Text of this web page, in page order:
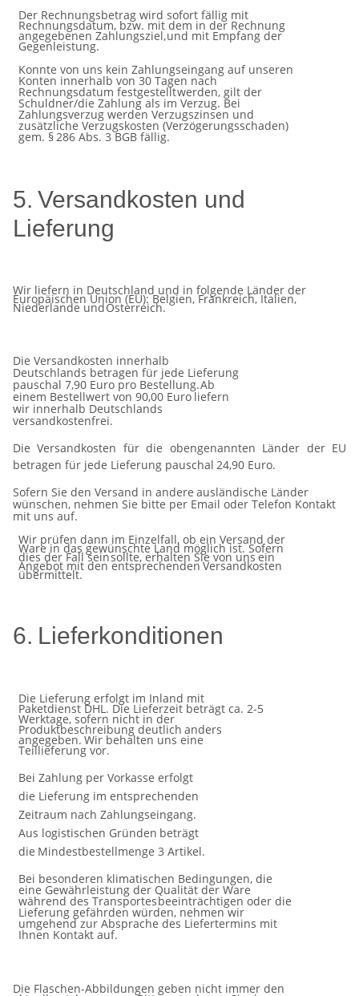
Der Rechnungsbetrag wird sofort fällig mit
Rechnungsdatum, bzw. mit dem in der Rechnung
angegebenen Zahlungsziel,und mit Empfang der
Gegenleistung.
Konnte von uns kein Zahlungseingang auf unseren
Konten innerhalb von 30 Tagen nach
Rechnungsdatum festgestelltwerden, gilt der
Schuldner/die Zahlung als im Verzug. Bei
Zahlungsverzug werden Verzugszinsen und
zusätzliche Verzugskosten (Verzögerungsschaden)
gem. §286 Abs. 3 BGB fällig.
5. Versandkosten und
Lieferung
Wir liefern in Deutschland und in folgende Länder der
Europäischen Union (EU): Belgien, Frankreich, Italien,
Niederlande undÖsterreich.
Die Versandkosten innerhalb
Deutschlands betragen für jede Lieferung
pauschal 7,90 Euro pro Bestellung.Ab
einem Bestellwert von 90,00 Euro liefern
wir innerhalb Deutschlands
versandkostenfrei.
Die Versandkosten für die obengenannten Länder der EU
betragen für jede Lieferung pauschal 24,90 Euro.
Sofern Sie den Versand in andere ausländische Länder
wünschen, nehmen Sie bitte per Email oder Telefon Kontakt
mit uns auf.
Wir prüfen dann im Einzelfall, ob ein Versand der
Ware in das gewünschte Land möglich ist. Sofern
dies der Fall seinsollte, erhalten Sie von uns ein
Angebot mit den entsprechenden Versandkosten
übermittelt.
6. Lieferkonditionen
Die Lieferung erfolgt im Inland mit
Paketdienst DHL. Die Lieferzeit beträgt ca. 2-5
Werktage, sofern nicht in der
Produktbeschreibung deutlich anders
angegeben. Wir behalten uns eine
Teillieferung vor.
Bei Zahlung per Vorkasse erfolgt
die Lieferung im entsprechenden
Zeitraum nach Zahlungseingang.
Aus logistischen Gründen beträgt
die Mindestbestellmenge 3 Artikel.
Bei besonderen klimatischen Bedingungen, die
eine Gewährleistung der Qualität der Ware
während des Transportesbeeinträchtigen oder die
Lieferung gefährden würden, nehmen wir
umgehend zur Absprache des Liefertermins mit
Ihnen Kontakt auf.
Die Flaschen-Abbildungen geben nicht immer den